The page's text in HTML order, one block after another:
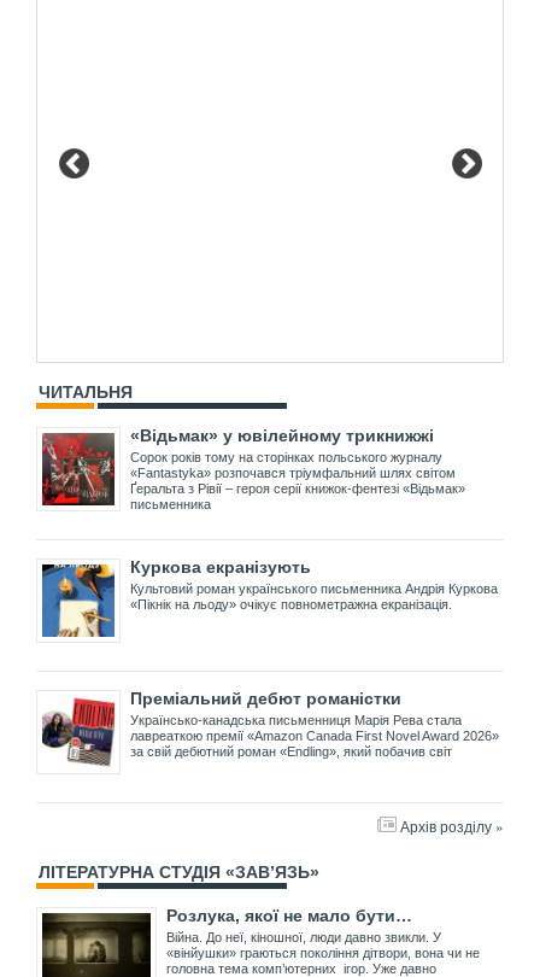
ЧИТАЛЬНЯ
«Відьмак» у ювілейному трикнижжі
Сорок років тому на сторінках польського журналу
«Fantastyka» розпочався тріумфальний шлях світом
Ґеральта з Рівії – героя серії книжок-фентезі «Відьмак»
письменника
Куркова екранізують
Культовий роман українського письменника Андрія Куркова
«Пікнік на льоду» очікує повнометражна екранізація.
Преміальний дебют романістки
Українсько-канадська письменниця Марія Рева стала
лавреаткою премії «Amazon Canada First Novel Award 2026»
за свій дебютний роман «Endling», який побачив світ
Архів розділу »
ЛІТЕРАТУРНА СТУДІЯ «ЗАВ’ЯЗЬ»
Розлука, якої не мало бути…
Війна. До неї, кіношної, люди давно звикли. У
«вінйушки» граються покоління дітвори, вона чи не
головна тема комп’ютерних ігор. Уже давно